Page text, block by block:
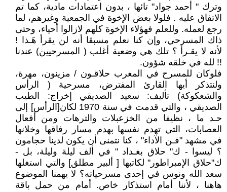
وترك " أحمد جواد" تائها ، بدون اعتمادات مادية، كما تم
الاتفاق عليه . فلولا بعض الإخوة في الجمعية وغيرهم، لما
رجع لعمله. وللعلم فهؤلاء الإخوة كلهم لازالوا أحياء، وحتى
ذاك المسرحي، وإن كنا نعلم مسبقا أنه لن يقرأ هَـذا !
لأنه لا يقـرأ ؟ تلك هي وضعية أغلب ( المسرحيين) عندنا
!! لله في خلقه شؤون.
فلوكان للمسرح في المغرب حلاقـون / مزينون، مهرة،
ولنتذكر أيها القارئ المفترض، مسرحية ( الرأس
والشعكوكة) تأليف: سعيد الصديقي إخراج: الطيب
الصديقي ، والتي قدمت في سنة 1970 لكان[الرأس] إلى
حـد ما ، نظيفا من الخزعبلات والترهات ومن أفعال
العصابات، التي تهدم نفسها بهدم مسار رفاقها وخلانها
في مشهد "فـن الآداء" ، كنا نتمنى أن يكون لدينا حجامون
؟ ليسوا - ك" حلاق بغـداد " في ألف ليلة وليلة، بل -
ك"حلاق الإمبراطور" لكاتبها [ ألبير مطلق] والتي استغلها
سعد الله ونوس في إحدى مسرحياته؟ لا يهمنا الموضوع
هاهنا ، لأننا أمام استذكار خاص. أمام من حمل باقة